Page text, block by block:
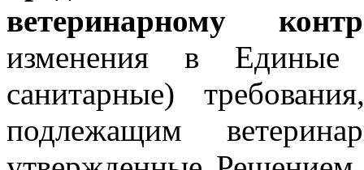
ветеринарному
изменения в Единые
санитарные)
подлежащим